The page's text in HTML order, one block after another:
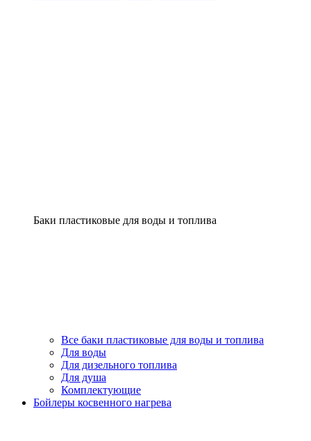
Баки пластиковые для воды и топлива
Все баки пластиковые для воды и топлива
Для воды
Для дизельного топлива
Для душа
Комплектующие
Бойлеры косвенного нагрева